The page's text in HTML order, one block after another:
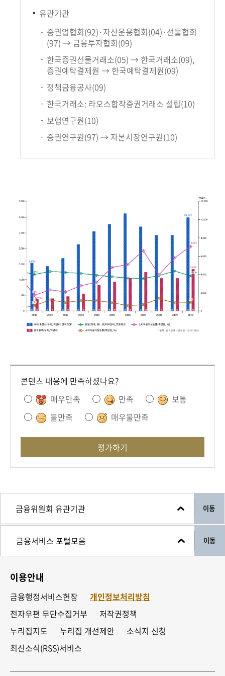
유관기관
증권업협회(92)·자산운용협회(04)·선물협회
(97) → 금융투자협회(09)
한국증권선물거래소(05) → 한국거래소(09),
증권예탁결제원 → 한국예탁결제원(09)
정책금융공사(09)
한국거래소: 라오스합작증권거래소 설립(10)
보험연구원(10)
증권연구원(97) → 자본시장연구원(10)
콘텐츠 내용에 만족하셨나요?
매우만족
만족
보통
불만족
매우불만족
평가하기
이동
이동
이용안내
금융행정서비스헌장
개인정보처리방침
전자우편 무단수집거부
저작권정책
누리집지도
누리집 개선제안
소식지 신청
최신소식(RSS)서비스